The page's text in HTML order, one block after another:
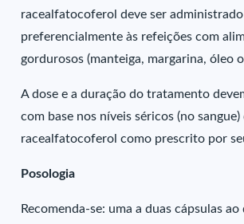
racealfatocoferol deve ser administrado
preferencialmente às refeições com
gordurosos (manteiga, margarina, óleo
A dose e a duração do tratamento
com base nos níveis séricos (no
racealfatocoferol como prescrito por
Posologia
Recomenda-se: uma a duas cápsulas